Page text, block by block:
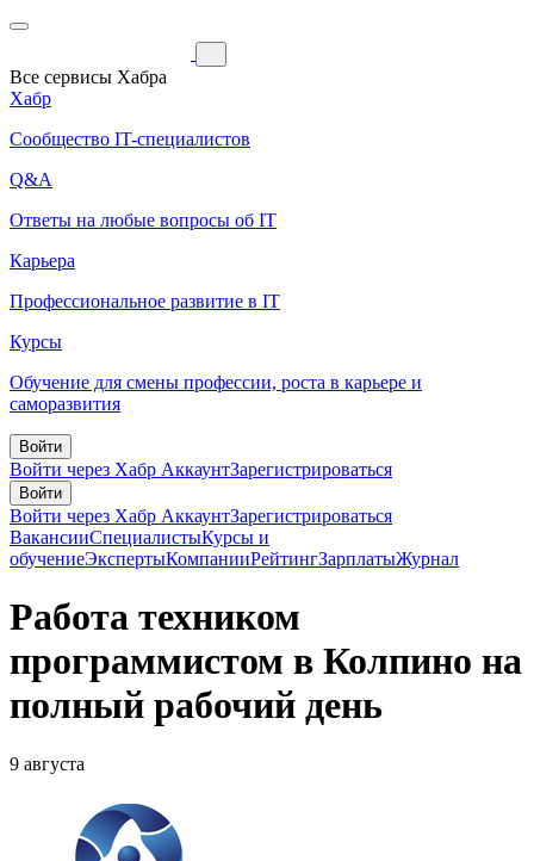
Все сервисы Хабра
Хабр
Сообщество IT-специалистов
Q&A
Ответы на любые вопросы об IT
Карьера
Профессиональное развитие в IT
Курсы
Обучение для смены профессии, роста в карьере и
саморазвития
Войти
Войти через Хабр АккаунтЗарегистрироваться
Войти
Войти через Хабр АккаунтЗарегистрироваться
ВакансииСпециалистыКурсы и
обучениеЭкспертыКомпанииРейтингЗарплатыЖурнал
Работа техником
программистом в Колпино на
полный рабочий день
9 августа